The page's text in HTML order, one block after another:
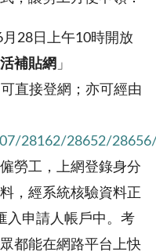
月 28 日上午10時開放
補貼網 」
直接登網；亦可經由
28162/28652/
勞工，上網登錄身分
，經系統核驗資料正
入申請人帳戶中。考
都能在網路平台上快